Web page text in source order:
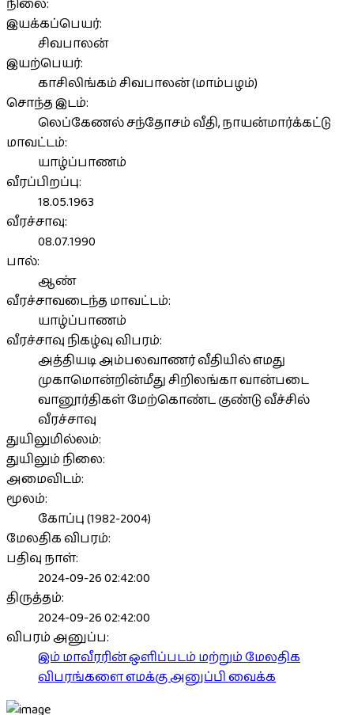
நிலை:
இயக்கப்பெயர்:
சிவபாலன்
இயற்பெயர்:
காசிலிங்கம் சிவபாலன் (மாம்பழம்)
சொந்த இடம்:
லெப்கேணல் சந்தோசம் வீதி, நாயன்மார்க்கட்டு
மாவட்டம்:
யாழ்ப்பாணம்
வீரப்பிறப்பு:
18.05.1963
வீரச்சாவு:
08.07.1990
பால்:
ஆண்
வீரச்சாவடைந்த மாவட்டம்:
யாழ்ப்பாணம்
வீரச்சாவு நிகழ்வு விபரம்:
அத்தியடி அம்பலவாணர் வீதியில் எமது
முகாமொன்றின்மீது சிறிலங்கா வான்படை
வானூர்திகள் மேற்கொண்ட குண்டு வீச்சில்
வீரச்சாவு
துயிலுமில்லம்:
துயிலும் நிலை:
அமைவிடம்:
மூலம்:
கோப்பு (1982-2004)
மேலதிக விபரம்:
பதிவு நாள்:
2024-09-26 02:42:00
திருத்தம்:
2024-09-26 02:42:00
விபரம் அனுப்ப:
இம் மாவீரரின் ஒளிப்படம் மற்றும் மேலதிக
விபரங்களை எமக்கு அனுப்பி வைக்க